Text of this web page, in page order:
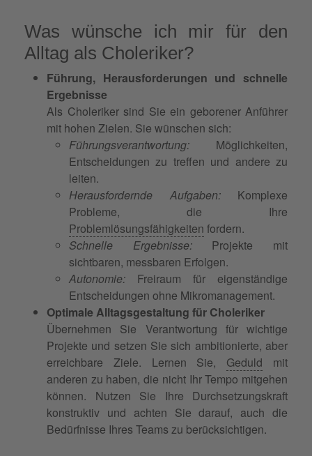
Was wünsche ich mir für den
Alltag als Choleriker?
Führung, Herausforderungen und schnelle
Ergebnisse
Als Choleriker sind Sie ein geborener Anführer
mit hohen Zielen. Sie wünschen sich:
Führungsverantwortung: Möglichkeiten,
Entscheidungen zu treffen und andere zu
leiten.
Herausfordernde Aufgaben:Komplexe
Probleme, die Ihre
Problemlösungsfähigkeiten fordern.
Schnelle Ergebnisse:Projekte mit
sichtbaren, messbaren Erfolgen.
Autonomie: Freiraum für eigenständige
Entscheidungen ohne Mikromanagement.
Optimale Alltagsgestaltung für Choleriker
Übernehmen Sie Verantwortung für wichtige
Projekte und setzen Sie sich ambitionierte, aber
erreichbare Ziele. Lernen Sie, Geduld mit
anderen zu haben, die nicht Ihr Tempo mitgehen
können. Nutzen Sie Ihre Durchsetzungskraft
konstruktiv und achten Sie darauf, auch die
Bedürfnisse Ihres Teams zu berücksichtigen.